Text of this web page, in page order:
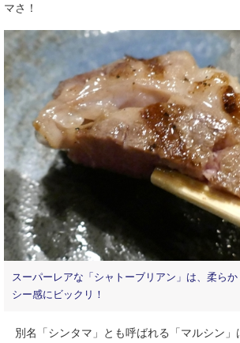
マさ！
スーパーレアな「シャトーブリアン」は、柔ら
シー感にビックリ！
別名「シンタマ」とも呼ばれる「マルシン」